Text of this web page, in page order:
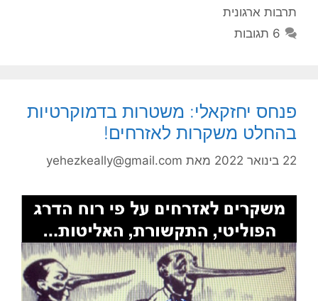
תרבות ארגונית
6 תגובות
פנחס יחזקאלי: משטרות בדמוקרטיות
בהחלט משקרות לאזרחים!
22 בינואר 2022 מאת yehezkeally@gmail.com